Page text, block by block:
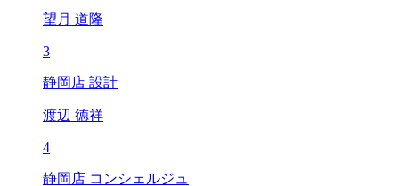
望月 道隆
3
静岡店 設計
渡辺 徳祥
4
静岡店 コンシェルジュ